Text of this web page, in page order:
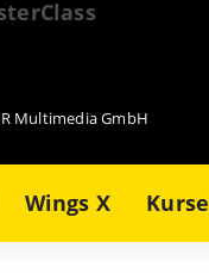
Multimedia GmbH
Wings X Kurse